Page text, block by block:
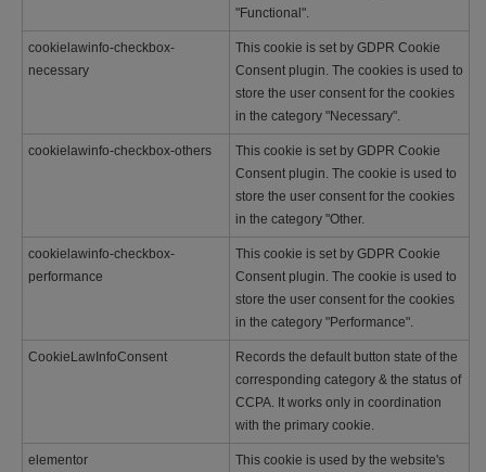
"Functional".
cookielawinfo-checkbox-
necessary
This cookie is set by GDPR Cookie
Consent plugin. The cookies is used to
store the user consent for the cookies
in the category "Necessary".
cookielawinfo-checkbox-others
This cookie is set by GDPR Cookie
Consent plugin. The cookie is used to
store the user consent for the cookies
in the category "Other.
cookielawinfo-checkbox-
performance
This cookie is set by GDPR Cookie
Consent plugin. The cookie is used to
store the user consent for the cookies
in the category "Performance".
CookieLawInfoConsent
Records the default button state of the
corresponding category & the status of
CCPA. It works only in coordination
with the primary cookie.
elementor
This cookie is used by the website's